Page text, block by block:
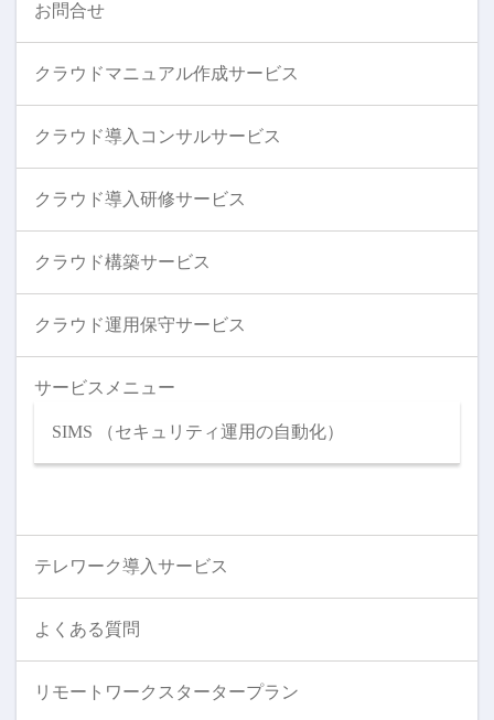
お問合せ
クラウドマニュアル作成サービス
クラウド導入コンサルサービス
クラウド導入研修サービス
クラウド構築サービス
クラウド運用保守サービス
サービスメニュー
SIMS （セキュリティ運用の自動化）
テレワーク導入サービス
よくある質問
リモートワークスタータープラン